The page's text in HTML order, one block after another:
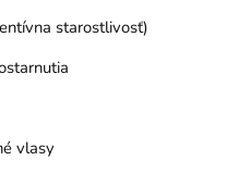
starostlivosť)
vlasy